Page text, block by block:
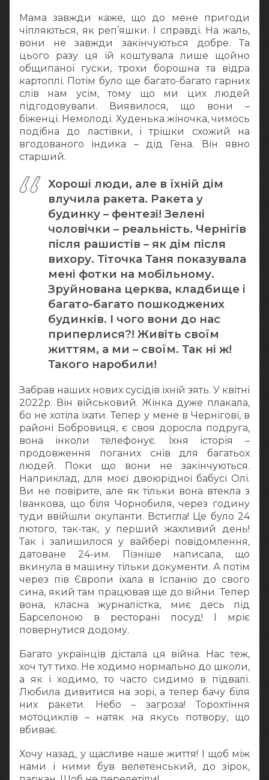
Мама завжди каже, що до мене пригоди
чіпляються, як реп’яшки. І справді. На жаль,
вони не завжди закінчуються добре. Та
цього разу ця їй коштувала лише щойно
общипаної гуски, трохи борошна та відра
картоплі. Потім було ще багато-багато гарних
слів нам усім, тому що ми цих людей
підгодовували. Виявилося, що вони –
біженці. Немолоді. Худенька жіночка, чимось
подібна до ластівки, і трішки схожий на
вгодованого індика – дід Гена. Він явно
старший.
Хороші люди, але в їхній дім
влучила ракета. Ракета у
будинку – фентезі! Зелені
чоловічки – реальність. Чернігів
після рашистів – як дім після
вихору. Тіточка Таня показувала
мені фотки на мобільному.
Зруйнована церква, кладбище і
багато-багато пошкоджених
будинків. І чого вони до нас
приперлися?! Живіть своїм
життям, а ми – своїм. Так ні ж!
Такого наробили!
Забрав наших нових сусідів їхній зять. У квітні
2022р. Він військовий. Жінка дуже плакала,
бо не хотіла їхати. Тепер у мене в Чернігові, в
районі Бобровиця, є своя доросла подруга,
вона інколи телефонує. Їхня історія –
продовження поганих снів для багатьох
людей. Поки що вони не закінчуються.
Наприклад, для моєї двоюрідної бабусі Олі.
Ви не повірите, але як тільки вона втекла з
Іванкова, що біля Чорнобиля, через годину
туди ввійшли окупанти. Встигла! Це було 24
лютого, так-так, у перший жахливий день!
Так і залишилося у вайбері повідомлення,
датоване 24-им. Пізніше написала, що
вкинула в машину тільки документи. А потім
через пів Європи їхала в Іспанію до свого
сина, який там працював ще до війни. Тепер
вона, класна журналістка, миє десь під
Барселоною в ресторані посуд! І мріє
повернутися додому.
Багато українців дістала ця війна. Нас теж,
хоч тут тихо. Не ходимо нормально до школи,
а як і ходимо, то часто сидимо в підвалі.
Любила дивитися на зорі, а тепер бачу біля
них ракети. Небо – загроза! Торохтіння
мотоциклів – натяк на якусь потвору, що
вбиває.
Хочу назад, у щасливе наше життя! І щоб між
нами і ними був велетенський, до зірок,